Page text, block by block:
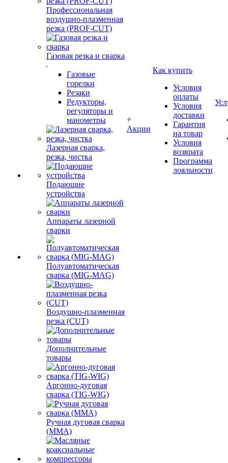
Профессиональная
воздушно-плазменная
резка (PROF-CUT)
Газовая резка и сварка
Газовые
горелки
Резаки
Редукторы,
регуляторы и
манометры
Лазерная сварка,
резка, чистка
Подающие
устройства
Аппараты лазерной
сварки
Полуавтоматическая
сварка (MIG-MAG)
Воздушно-плазменная
резка (CUT)
Дополнительные
товары
Аргонно-дуговая
сварка (TIG-WIG)
Ручная дуговая сварка
(MMA)
Акции
Как купить
Условия
оплаты
Условия
доставки
Гарантия
на товар
Условия
возврата
Программа
лояльности